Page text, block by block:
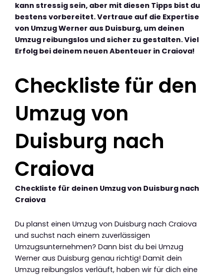
kann stressig sein, aber mit diesen Tipps bist du
bestens vorbereitet. Vertraue auf die Expertise
von Umzug Werner aus Duisburg, um deinen
Umzug reibungslos und sicher zu gestalten. Viel
Erfolg bei deinem neuen Abenteuer in Craiova!
Checkliste für den
Umzug von
Duisburg nach
Craiova
Checkliste für deinen Umzug von Duisburg nach
Craiova
Du planst einen Umzug von Duisburg nach Craiova
und suchst nach einem zuverlässigen
Umzugsunternehmen? Dann bist du bei Umzug
Werner aus Duisburg genau richtig! Damit dein
Umzug reibungslos verläuft, haben wir für dich eine